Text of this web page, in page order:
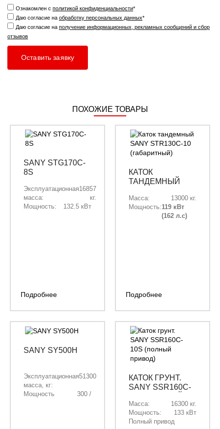
Ознакомлен с политикой конфиденциальности*
Даю согласие на обработку персональных данных*
Даю согласие на получение информационных, рекламных сообщений и сбор
отзывов
ПОХОЖИЕ ТОВАРЫ
SANY STG170C-
8S
Эксплуатационная
масса:
16857
кг.
Мощность:
132.5 кВт
Подробнее
КАТОК
ТАНДЕМНЫЙ
10
(ГАБАРИТНЫЙ)
Масса:
13000 кг.
Мощность:119 кВт
(162 л.с)
Подробнее
SANY SY500H
Эксплуатационная
масса, кг:
51300
Мощность
300 /
КАТОК ГРУНТ.
SANY SSR160C-
ПРИВОД)
Масса:
16300 кг.
Мощность:
133 кВт
Полный привод